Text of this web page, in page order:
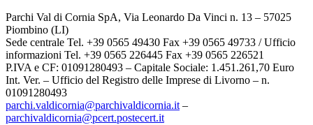
Parchi Val di Cornia SpA, Via Leonardo Da Vinci n. 13 – 57025
Piombino (LI)
Sede centrale Tel. +39 0565 49430 Fax +39 0565 49733 / Ufficio
informazioni Tel. +39 0565 226445 Fax +39 0565 226521
P.IVA e CF: 01091280493 – Capitale Sociale: 1.451.261,70 Euro
Int. Ver. – Ufficio del Registro delle Imprese di Livorno – n.
01091280493
parchi.valdicornia@parchivaldicornia.it –
parchivaldicornia@pcert.postecert.it